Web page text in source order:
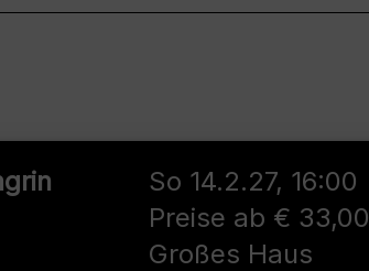
So 14.2.27, 16:00
Preise ab € 33,00
Großes Haus